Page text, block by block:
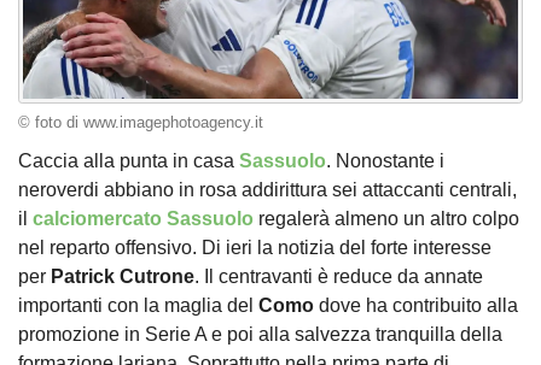
© foto di www.imagephotoagency.it
Caccia alla punta in casa Sassuolo. Nonostante i
neroverdi abbiano in rosa addirittura sei attaccanti centrali,
il calciomercato Sassuolo regalerà almeno un altro colpo
nel reparto offensivo. Di ieri la notizia del forte interesse
per Patrick Cutrone. Il centravanti è reduce da annate
importanti con la maglia del Como dove ha contribuito alla
promozione in Serie A e poi alla salvezza tranquilla della